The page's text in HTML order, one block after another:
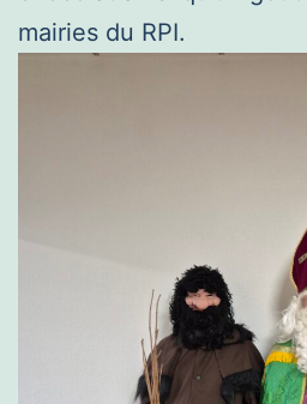
mairies du RPI.